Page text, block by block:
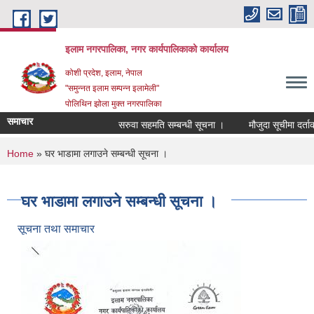
Skip to main content
इलाम नगरपालिका, नगर कार्यपालिकाको कार्यालय
कोशी प्रदेश, इलाम, नेपाल
"समुन्नत इलाम सम्पन्न इलामेली"
पोलिथिन झोला मुक्त नगरपालिका
समाचार सरुवा सहमति सम्बन्धी सूचना । मौजुदा सूचीमा दर्ताका
You are here
Home » घर भाडामा लगाउने सम्बन्धी सूचना ।
घर भाडामा लगाउने सम्बन्धी सूचना ।
सूचना तथा समाचार